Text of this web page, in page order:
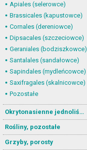
Apiales (selerowce)
Brassicales (kapustowce)
Cornales (dereniowce)
Dipsacales (szczeciowce)
Geraniales (bodziszkowce)
Santalales (sandałowce)
Sapindales (mydleńcowce)
Saxifragales (skalnicowce)
Pozostałe
Okrytonasienne jednoliścienne
Rośliny, pozostałe
Grzyby, porosty